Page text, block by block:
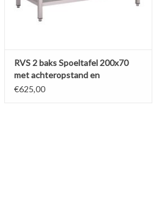
RVS 2 baks Spoeltafel 200x70
met achteropstand en
Bodemplaat (Nieuw!!)
€625,00